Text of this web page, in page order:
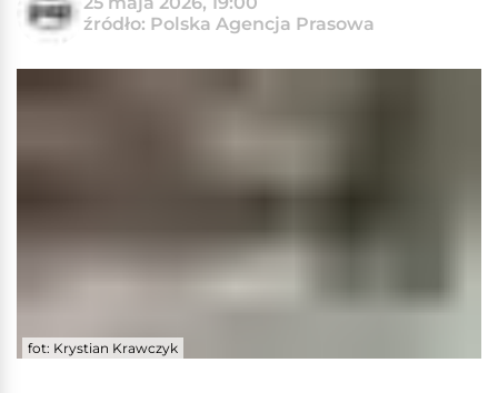
źródło: Polska Agencja Prasowa
fot: Krystian Krawczyk